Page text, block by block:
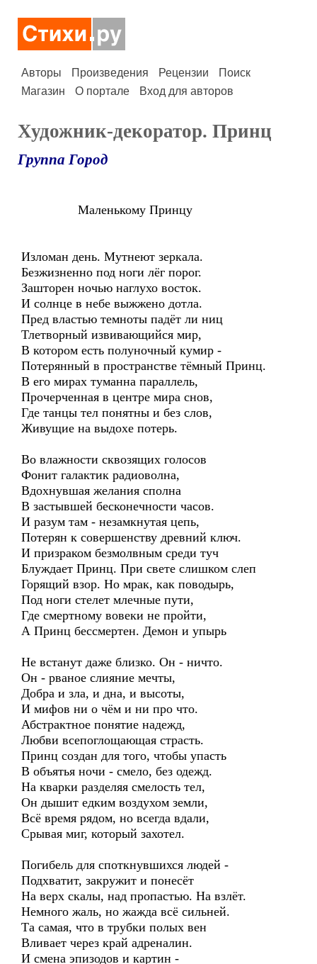
Авторы Произведения Рецензии
Поиск
Магазин
О портале Вход для авторов
Художник-декоратор. Принц
Группа Город
Маленькому Принцу
Изломан день. Мутнеют зеркала.
Безжизненно под ноги лёг порог.
Зашторен ночью наглухо восток.
И солнце в небе выжжено дотла.
Пред властью темноты падёт ли ниц
Тлетворный извивающийся мир,
В котором есть полуночный кумир -
Потерянный в пространстве тёмный Принц.
В его мирах туманна параллель,
Прочерченная в центре мира снов,
Где танцы тел понятны и без слов,
Живущие на выдохе потерь.
Во влажности сквозящих голосов
Фонит галактик радиоволна,
Вдохнувшая желания сполна
В застывшей бесконечности часов.
И разум там - незамкнутая цепь,
Потерян к совершенству древний ключ.
И призраком безмолвным среди туч
Блуждает Принц. При свете слишком слеп
Горящий взор. Но мрак, как поводырь,
Под ноги стелет млечные пути,
Где смертному вовеки не пройти,
А Принц бессмертен. Демон и упырь
Не встанут даже близко. Он - ничто.
Он - рваное слияние мечты,
Добра и зла, и дна, и высоты,
И мифов ни о чём и ни про что.
Абстрактное понятие надежд,
Любви всепоглощающая страсть.
Принц создан для того, чтобы упасть
В объятья ночи - смело, без одежд.
На кварки разделяя смелость тел,
Он дышит едким воздухом земли,
Всё время рядом, но всегда вдали,
Срывая миг, который захотел.
Погибель для споткнувшихся людей -
Подхватит, закружит и понесёт
На верх скалы, над пропастью. На взлёт.
Немного жаль, но жажда всё сильней.
Та самая, что в трубки полых вен
Вливает через край адреналин.
И смена эпизодов и картин -